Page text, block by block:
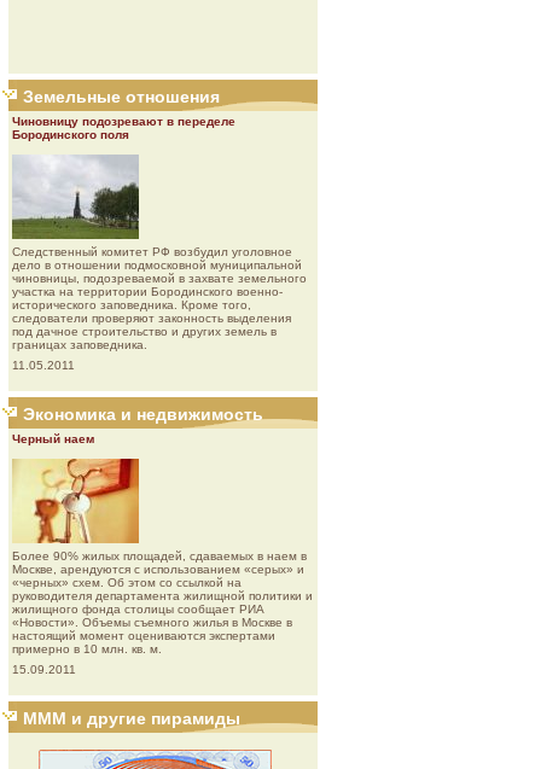
Земельные отношения
Чиновницу подозревают в переделе
Бородинского поля
Следственный комитет РФ возбудил уголовное
дело в отношении подмосковной муниципальной
чиновницы, подозреваемой в захвате земельного
участка на территории Бородинского военно-
исторического заповедника. Кроме того,
следователи проверяют законность выделения
под дачное строительство и других земель в
границах заповедника.
11.05.2011
Экономика и недвижимость
Черный наем
Более 90% жилых площадей, сдаваемых в наем в
Москве, арендуются с использованием «серых» и
«черных» схем. Об этом со ссылкой на
руководителя департамента жилищной политики и
жилищного фонда столицы сообщает РИА
«Новости». Объемы съемного жилья в Москве в
настоящий момент оцениваются экспертами
примерно в 10 млн. кв. м.
15.09.2011
МММ и другие пирамиды